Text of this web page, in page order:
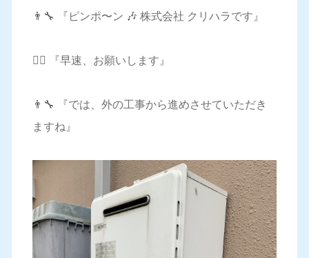
👨‍🔧 『ピンポ〜ン 🎶 株式会社 クリハラです』
🙋‍♀️ 『早速、お願いします』
👨‍🔧 『では、外の工事から進めさせていただき
ますね』